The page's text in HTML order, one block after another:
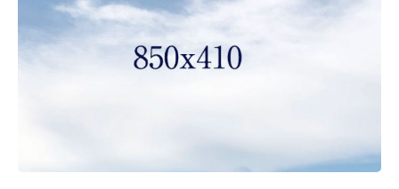
杉並区の往診専門森のくま動物病院
お問い合わせ